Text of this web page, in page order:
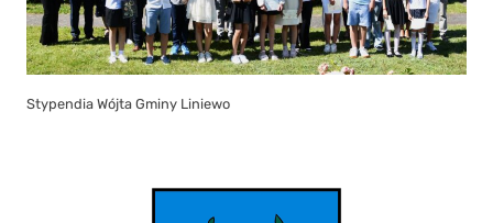
Stypendia Wójta Gminy Liniewo